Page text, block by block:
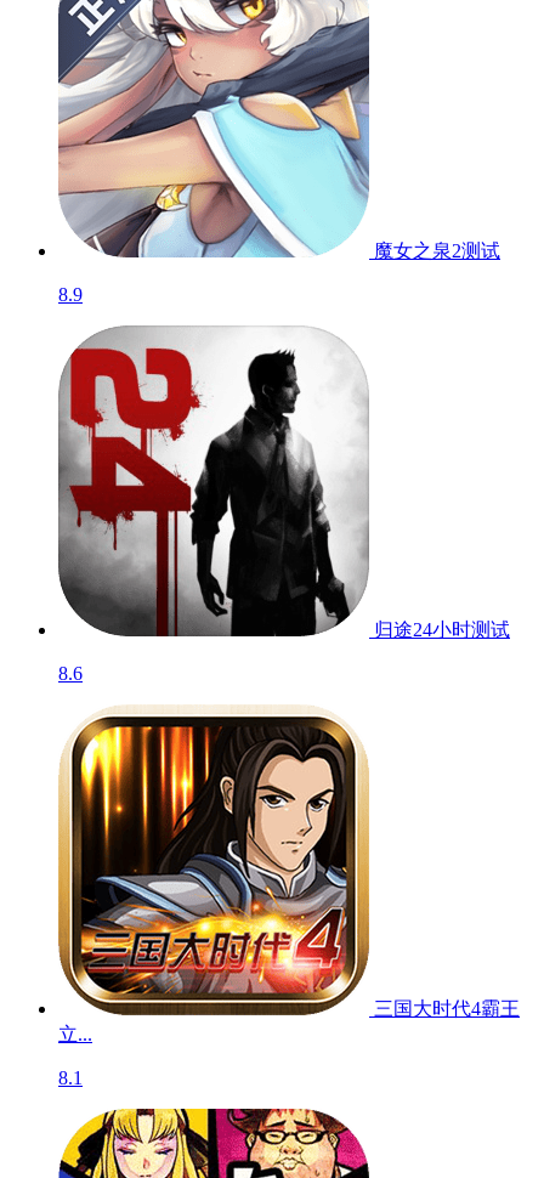
魔女之泉2测试
8.9
归途24小时测试
8.6
三国大时代4霸王
立...
8.1